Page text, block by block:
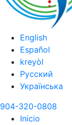
English
Español
kreyòl
Русский
Українська
904-320-0808
Inicio